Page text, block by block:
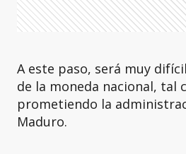
A este paso, será muy
de la moneda nacional, tal
prometiendo la
Maduro.